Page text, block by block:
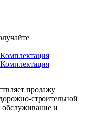
продажу
строительной
обслуживание и